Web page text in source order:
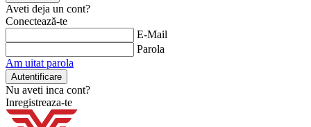
Aveti deja un cont?
Conectează-te
E-Mail
Parola
Am uitat parola
Nu aveti inca cont?
Inregistreaza-te